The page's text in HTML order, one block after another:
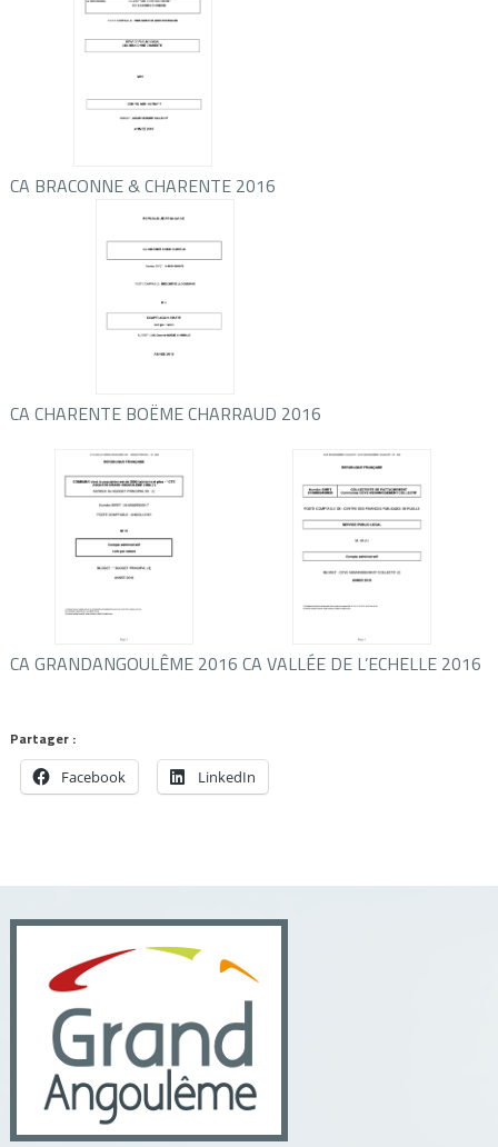
CA BRACONNE & CHARENTE 2016
CA CHARENTE BOËME CHARRAUD 2016
CA GRANDANGOULÊME 2016 CA VALLÉE DE L’ECHELLE 2016
Partager :
Facebook LinkedIn